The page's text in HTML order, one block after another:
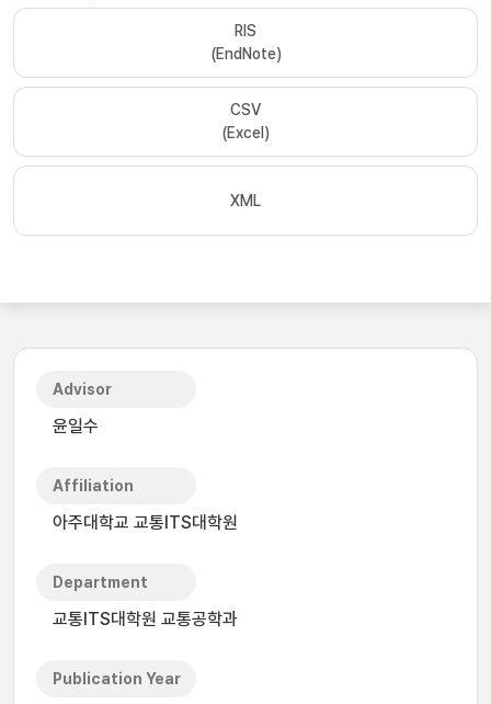
RIS
(EndNote)
CSV
(Excel)
XML
Advisor
윤일수
Affiliation
아주대학교 교통ITS대학원
Department
교통ITS대학원 교통공학과
Publication Year